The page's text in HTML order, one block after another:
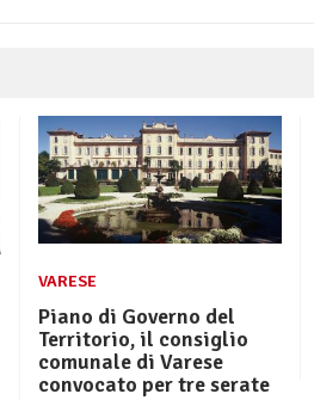
VARESE
Piano di Governo del
Territorio, il consiglio
comunale di Varese
convocato per tre serate